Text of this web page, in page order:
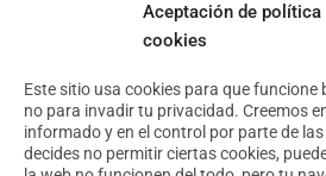
Aceptación de política
cookies
Este sitio usa cookies para que funcione
no para invadir tu privacidad. Creemos
informado y en el control por parte de
decides no permitir ciertas cookies,
Política de privacidad
Política de cookies